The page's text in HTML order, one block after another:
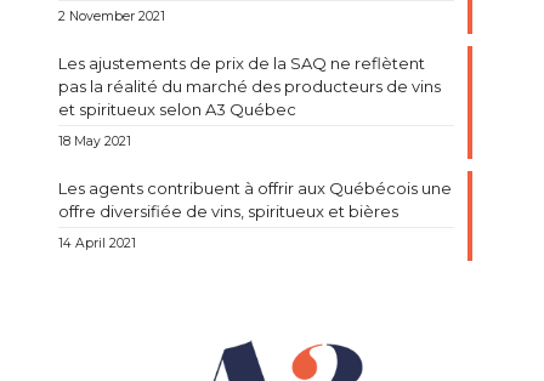
2 November 2021
Les ajustements de prix de la SAQ ne reflètent
pas la réalité du marché des producteurs de vins
et spiritueux selon A3 Québec
18 May 2021
Les agents contribuent à offrir aux Québécois une
offre diversifiée de vins, spiritueux et bières
14 April 2021